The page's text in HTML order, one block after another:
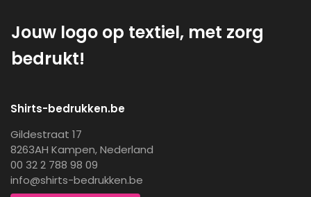
Jouw logo op textiel, met zorg
bedrukt!
Shirts-bedrukken.be
Gildestraat 17
8263AH Kampen, Nederland
00 32 2 788 98 09
info@shirts-bedrukken.be